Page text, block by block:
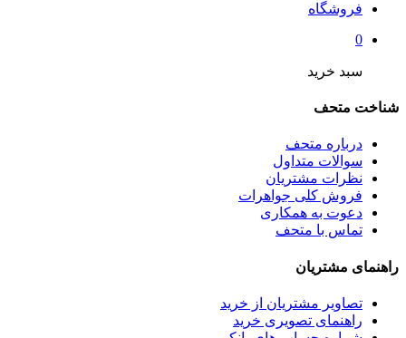
فروشگاه
0
سبد خرید
شناخت متحف
درباره متحف
سوالات متداول
نظرات مشتریان
فروش کلی جواهرات
دعوت به همکاری
تماس با متحف
راهنمای مشتریان
تصاویر مشتریان از خرید
راهنمای تصویری خرید